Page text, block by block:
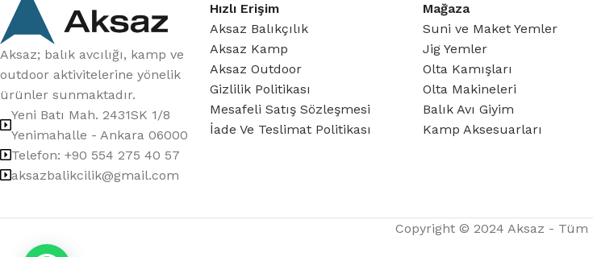
Aksaz; balık avcılığı, kamp ve
outdoor aktivitelerine yönelik
ürünler sunmaktadır.
Yeni Batı Mah. 2431SK 1/8
Yenimahalle - Ankara 06000
Telefon: +90 554 275 40 57
aksazbalikcilik@gmail.com
Hızlı Erişim
Aksaz Balıkçılık
Aksaz Kamp
Aksaz Outdoor
Gizlilik Politikası
Mesafeli Satış Sözleşmesi
İade Ve Teslimat Politikası
Mağaza
Suni ve Maket Yemler
Jig Yemler
Olta Kamışları
Olta Makineleri
Balık Avı Giyim
Kamp Aksesuarları
Copyright © 2024 Aksaz - Tüm